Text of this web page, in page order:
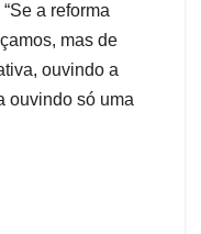
a reforma
mas de
ouvindo a
ouvindo só uma